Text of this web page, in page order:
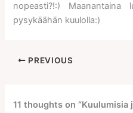
nopeasti?!:)
pysykäähän kuulolla:)
PREVIOUS
11 thoughts on “Kuulumisia